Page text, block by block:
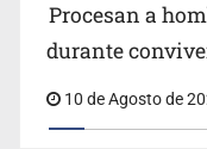
PAN advierte riesgo
Procesan a
durante
10 de Agosto de